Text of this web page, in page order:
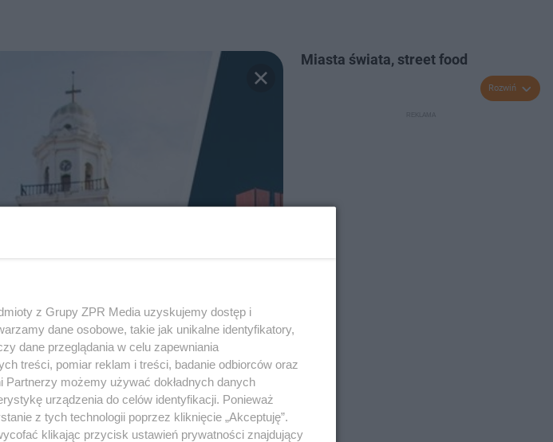
Miasta świata, street food
Rozwiń
z Grupy ZPR Media uzyskujemy dostęp i
dane osobowe, takie jak unikalne identyfikatory,
dane przeglądania w celu zapewniania
treści, pomiar reklam i treści, badanie odbiorców oraz
Partnerzy możemy używać dokładnych danych
urządzenia do celów identyfikacji. Ponieważ
z tych technologii poprzez kliknięcie „Akceptuję”.
klikając przycisk ustawień prywatności znajdujący